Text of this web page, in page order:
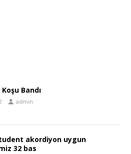
Bandı
admin
akordiyon uygun
32 bas